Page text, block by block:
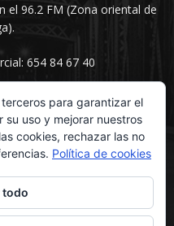
el 96.2 FM (Zona oriental de
654 84 67 40
para garantizar el
uso y mejorar nuestros
cookies, rechazar las no
Política de cookies
todo